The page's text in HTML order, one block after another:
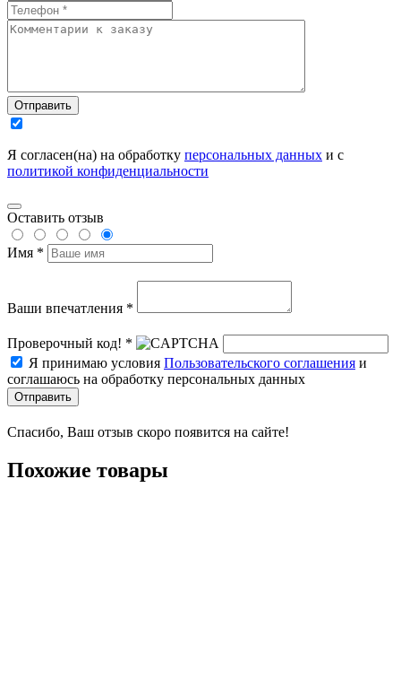
Отправить
Я согласен(на) на обработку персональных данных и с
политикой конфиденциальности
Оставить отзыв
Имя *
Ваши впечатления *
Проверочный код! *
Я принимаю условия Пользовательского соглашения и
соглашаюсь на обработку персональных данных
Отправить
Спасибо, Ваш отзыв скоро появится на сайте!
Похожие товары